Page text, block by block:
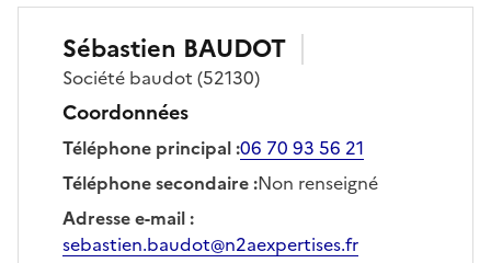
Sébastien BAUDOT
Société baudot (52130)
Coordonnées
Téléphone principal:06 70 93 56 21
Téléphone secondaire:Non renseigné
Adresse e-mail:
sebastien.baudot@n2aexpertises.fr